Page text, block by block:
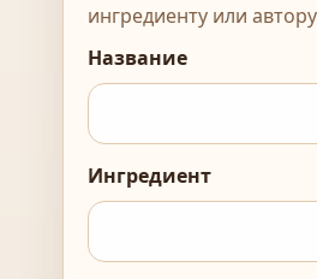
ингредиенту или
Название
Ингредиент